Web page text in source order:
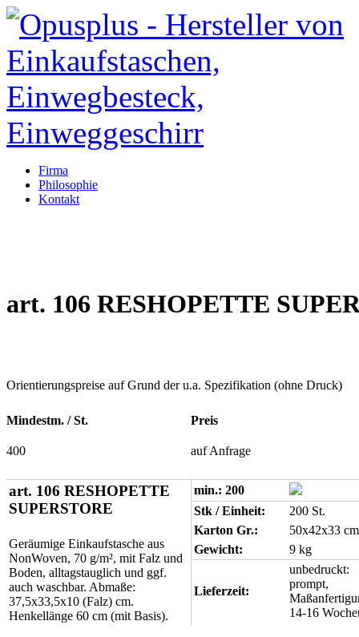
Firma
Philosophie
Kontakt
art. 106 RESHOPETTE
Orientierungspreise auf Grund der u.a. Spezifikation (ohne Druck)
Mindestm. / St. Preis
400 auf Anfrage
art. 106 RESHOPETTE
SUPERSTORE
Geräumige Einkaufstasche aus
NonWoven, 70 g/m², mit Falz und
Boden, alltagstauglich und ggf.
auch waschbar. Abmaße:
37,5x33,5x10 (Falz) cm.
Henkellänge 60 cm (mit Basis).
min.: 200
Stk / Einheit:
200 St.
Karton Gr.:
50x42x33 cm
Gewicht:
9 kg
Lieferzeit:
unbedruckt:
prompt,
14-16